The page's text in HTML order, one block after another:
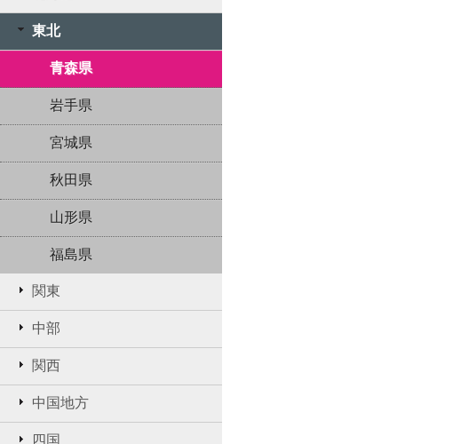
東北
青森県
岩手県
宮城県
秋田県
山形県
福島県
関東
中部
関西
中国地方
四国